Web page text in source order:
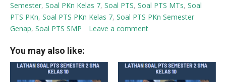
Semester, Soal PKn Kelas 7, Soal PTS, Soal PTS MTs, Soal
PTS PKn, Soal PTS PKn Kelas 7, Soal PTS PKn Semester
Genap, Soal PTS SMP Leave a comment
You may also like: